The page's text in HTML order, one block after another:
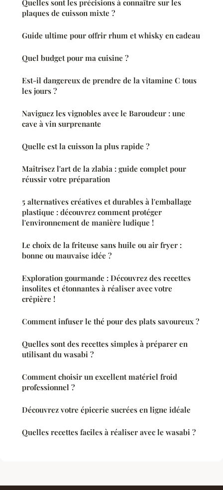
Quelles sont les précisions à connaître sur les
plaques de cuisson mixte ?
Guide ultime pour offrir rhum et whisky en cadeau
Quel budget pour ma cuisine ?
Est-il dangereux de prendre de la vitamine C tous
les jours ?
Naviguez les vignobles avec le Baroudeur : une
cave à vin surprenante
Quelle est la cuisson la plus rapide ?
Maîtrisez l'art de la zlabia : guide complet pour
réussir votre préparation
5 alternatives créatives et durables à l'emballage
plastique : découvrez comment protéger
l'environnement de manière ludique !
Le choix de la friteuse sans huile ou air fryer :
bonne ou mauvaise idée ?
Exploration gourmande : Découvrez des recettes
insolites et étonnantes à réaliser avec votre
crêpière !
Comment infuser le thé pour des plats savoureux ?
Quelles sont des recettes simples à préparer en
utilisant du wasabi ?
Comment choisir un excellent matériel froid
professionnel ?
Découvrez votre épicerie sucrées en ligne idéale
Quelles recettes faciles à réaliser avec le wasabi ?